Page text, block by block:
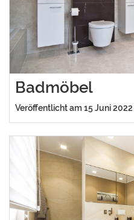
Badmöbel
Veröffentlicht am 15 Juni 2022